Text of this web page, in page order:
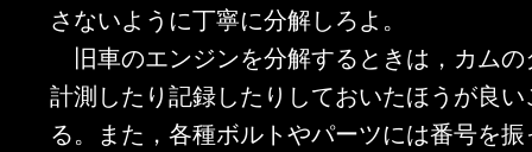
さないように丁寧に分解しろよ。
旧車のエンジンを分解するときは，カム
計測したり記録したりしておいたほうが良
る。また，各種ボルトやパーツには番号を